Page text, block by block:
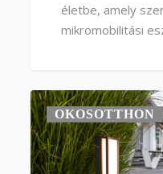
életbe, amely
mikromobilitási
OKOSOTTHON